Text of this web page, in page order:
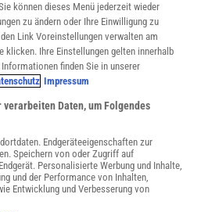
Shop und am Kiosk:
SPEKTRUM SHOP
können dieses Menü jederzeit wieder
zu ändern oder Ihre Einwilligung zu
Link Voreinstellungen verwalten am
klicken. Ihre Einstellungen gelten innerhalb
finden Sie in unserer
Impressum
Daten, um Folgendes
Endgeräteeigenschaften zur
Speichern von oder Zugriff auf
Personalisierte Werbung und Inhalte,
und der Performance von Inhalten,
Entwicklung und Verbesserung von